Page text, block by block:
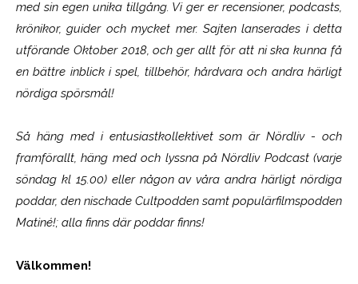
med sin egen unika tillgång. Vi ger er recensioner, podcasts,
krönikor, guider och mycket mer. Sajten lanserades i detta
utförande Oktober 2018, och ger allt för att ni ska kunna få
en bättre inblick i spel, tillbehör, hårdvara och andra härligt
nördiga spörsmål!
Så häng med i entusiastkollektivet som ärNördliv- och
framförallt, häng med och lyssna på Nördliv Podcast (varje
söndag kl 15.00) eller någon av våra andra härligt nördiga
poddar, den nischade Cultpodden samt populärfilmspodden
Matiné!; alla finns där poddar finns!
Välkommen!